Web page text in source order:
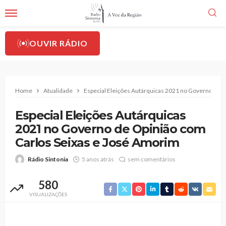
OUVIR RÁDIO
Home Atualidade Especial Eleições Autárquicas 2021 no Governo de
Especial Eleições Autárquicas
2021 no Governo de Opinião com
Carlos Seixas e José Amorim
Rádio Sintonia 5 anos atrás sem comentários
580
VISUALIZAÇÕES